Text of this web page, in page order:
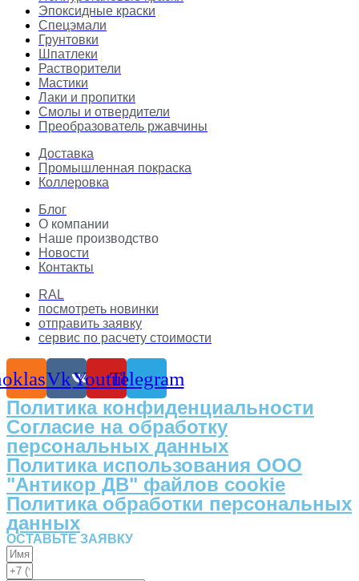
Эпоксидные краски
Спецэмали
Грунтовки
Шпатлеки
Растворители
Мастики
Лаки и пропитки
Смолы и отвердители
Преобразователь ржавчины
Доставка
Промышленная покраска
Коллеровка
Блог
О компании
Наше производство
Новости
Контакты
RAL
посмотреть новинки
отправить заявку
сервис по расчету стоимости
VkYoutubeTelegram
Политика конфиденциальности
Согласие на обработку
персональных данных
Политика использования ООО
"Антикор ДВ" файлов cookie
Политика обработки персональных
данных
ОСТАВЬТЕ ЗАЯВКУ